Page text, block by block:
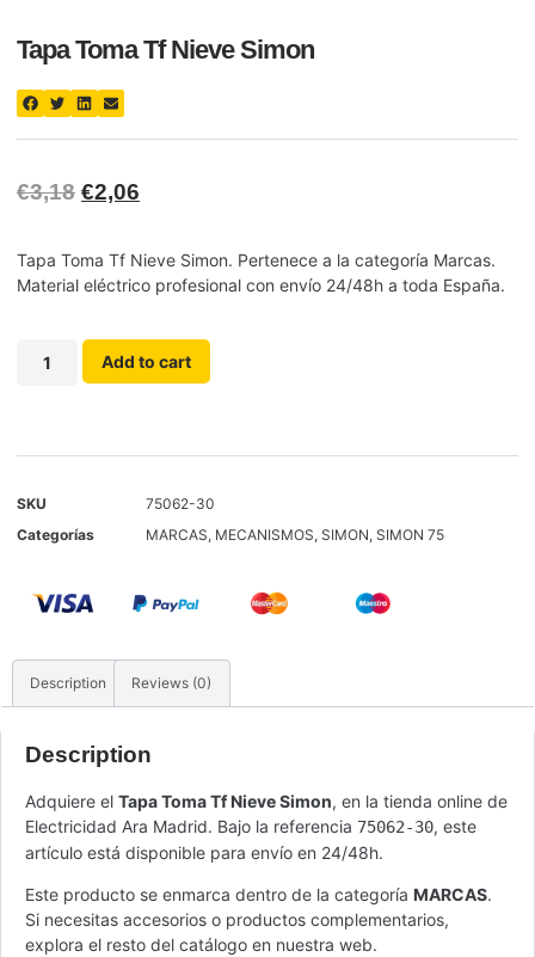
Tapa Toma Tf Nieve Simon
€3,18 €2,06
Tapa Toma Tf Nieve Simon. Pertenece a la categoría Marcas.
Material eléctrico profesional con envío 24/48h a toda España.
Add to cart
SKU
75062-30
Categorías
MARCAS, MECANISMOS, SIMON, SIMON 75
Description Reviews (0)
Description
Adquiere el Tapa Toma Tf Nieve Simon, en la tienda online de
Electricidad Ara Madrid. Bajo la referencia 75062-30, este
artículo está disponible para envío en 24/48h.
Este producto se enmarca dentro de la categoría MARCAS.
Si necesitas accesorios o productos complementarios,
explora el resto del catálogo en nuestra web.